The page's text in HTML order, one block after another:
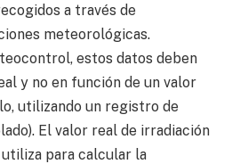
a través de
meteorológicas.
estos datos deben
y no en función de un valor
utilizando un registro de
El valor real de irradiación
para calcular la